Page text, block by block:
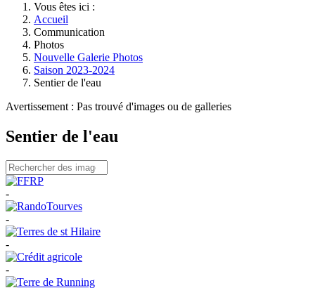
Vous êtes ici :
Accueil
Communication
Photos
Nouvelle Galerie Photos
Saison 2023-2024
Sentier de l'eau
Avertissement : Pas trouvé d'images ou de galleries
Sentier de l'eau
-
-
-
-